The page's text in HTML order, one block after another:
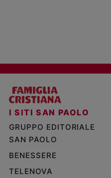
I SITI SAN PAOLO
GRUPPO EDITORIALE
SAN PAOLO
BENESSERE
TELENOVA